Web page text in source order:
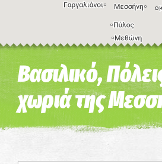
Η εικόνα ενδέχεται να
Βασιλικό,
χωριά της